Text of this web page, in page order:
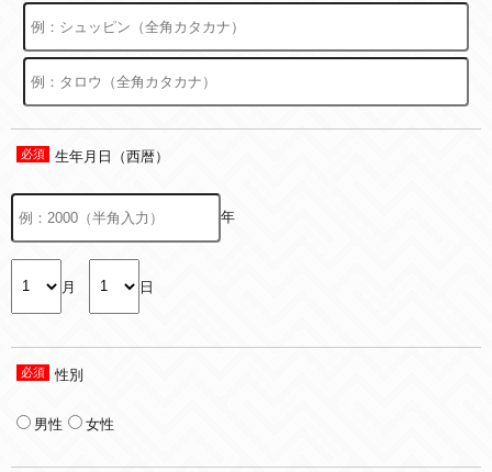
生年月日（西暦）
年
月 日
性別
男性 女性